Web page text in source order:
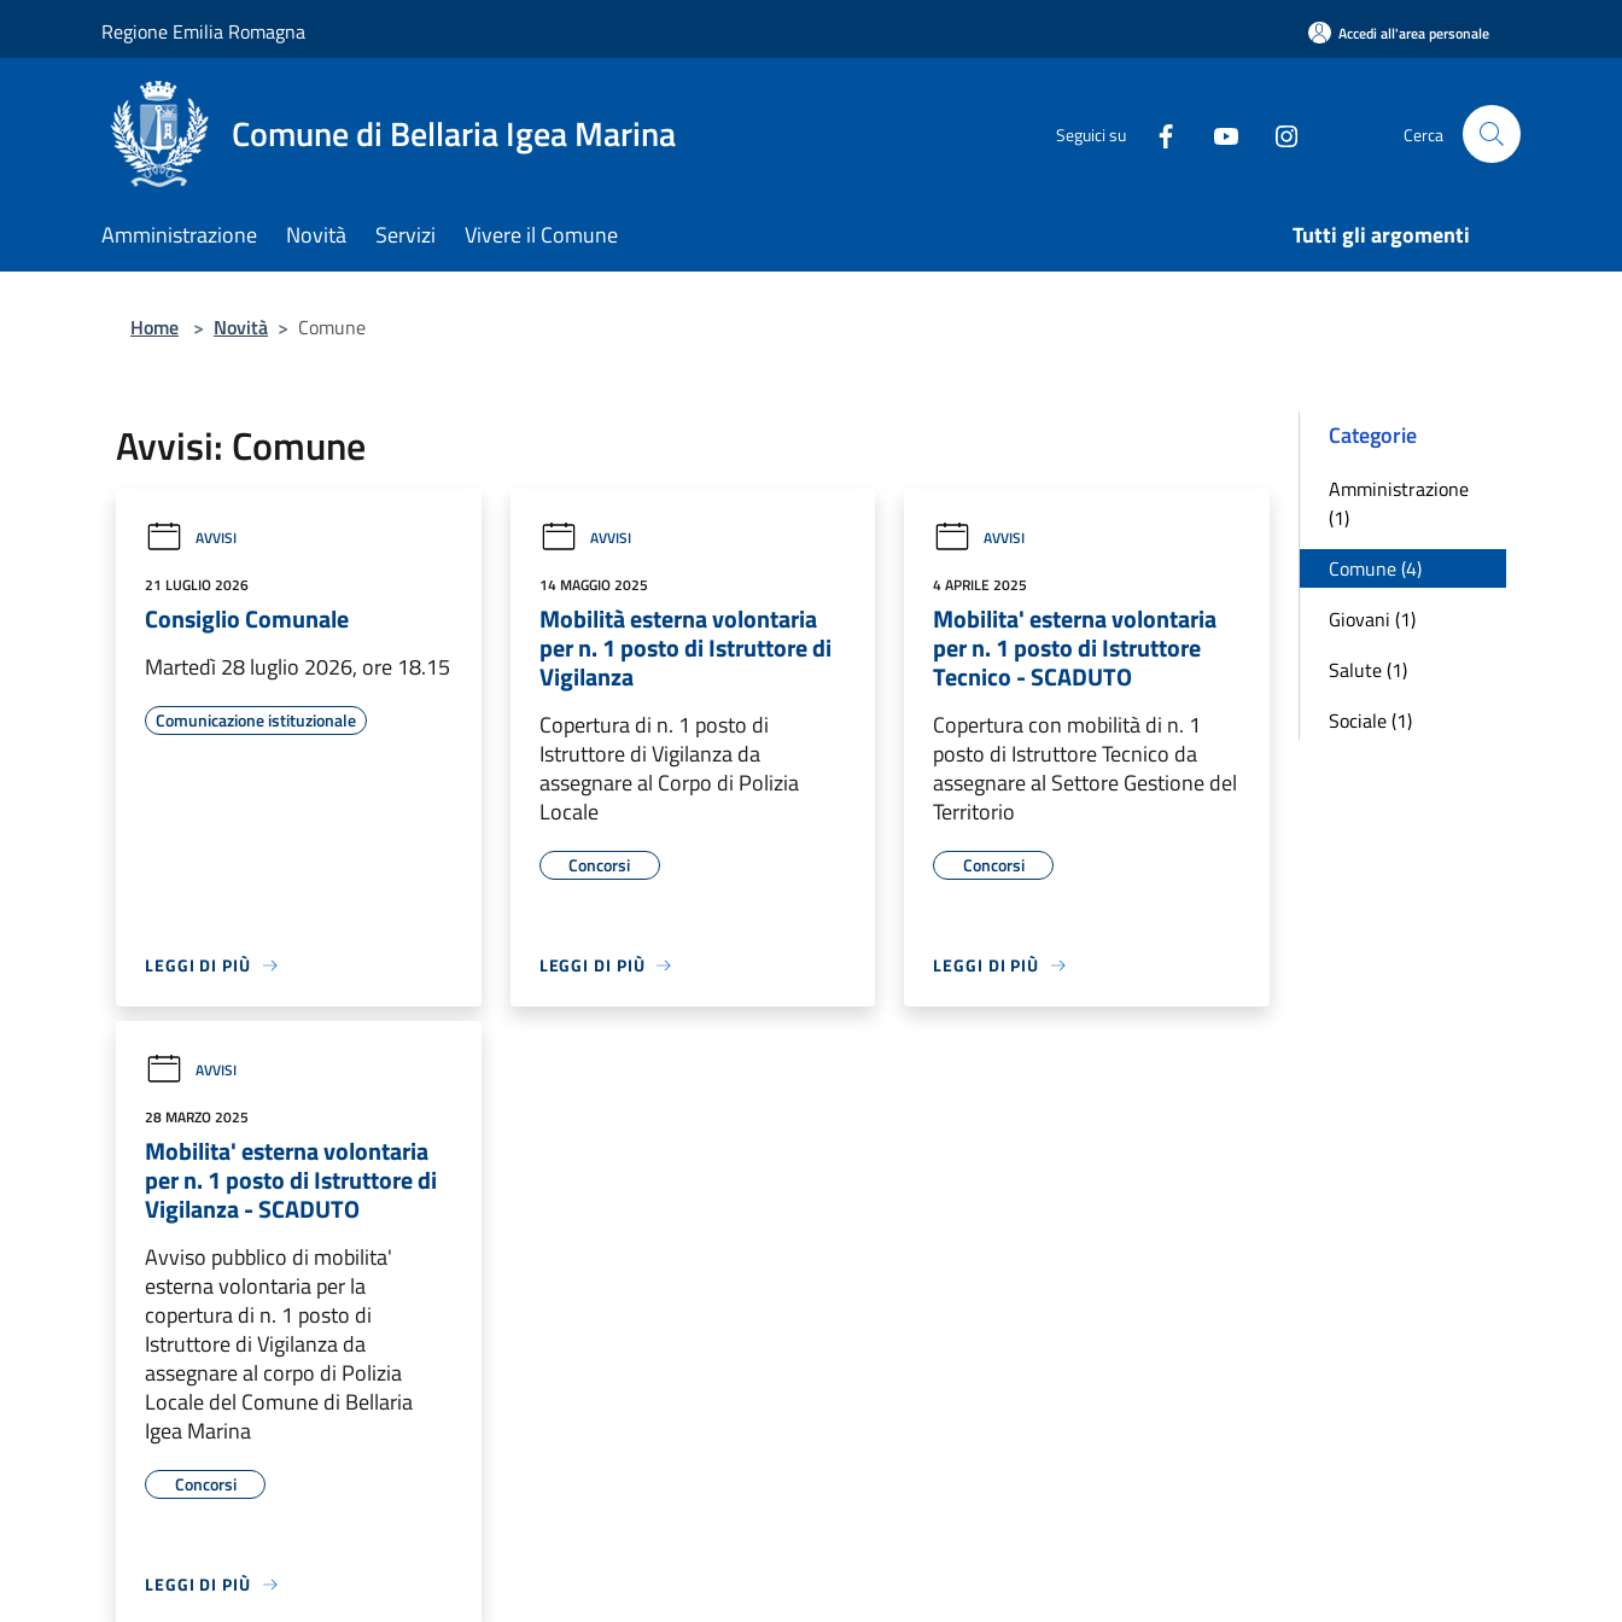
Regione Emilia Romagna Accedi all'area personale
Comune di Bellaria Igea Marina Seguici su Cerca
Amministrazione Novità Servizi Vivere il Comune Tutti gli argomenti
Home > Novità > Comune
Avvisi: Comune
AVVISI
21 LUGLIO 2026
Consiglio Comunale
Martedì 28 luglio 2026, ore 18.15
Comunicazione istituzionale
LEGGI DI PIÙ
AVVISI
14 MAGGIO 2025
Mobilità esterna volontaria
per n. 1 posto di Istruttore di
Vigilanza
Copertura di n. 1 posto di
Istruttore di Vigilanza da
assegnare al Corpo di Polizia
Locale
Concorsi
LEGGI DI PIÙ
AVVISI
4 APRILE 2025
Mobilita' esterna volontaria
per n. 1 posto di Istruttore
Tecnico - SCADUTO
Copertura con mobilità di n. 1
posto di Istruttore Tecnico da
assegnare al Settore Gestione del
Territorio
Concorsi
LEGGI DI PIÙ
AVVISI
28 MARZO 2025
Mobilita' esterna volontaria
per n. 1 posto di Istruttore di
Vigilanza - SCADUTO
Avviso pubblico di mobilita'
esterna volontaria per la
copertura di n. 1 posto di
Istruttore di Vigilanza da
assegnare al corpo di Polizia
Locale del Comune di Bellaria
Igea Marina
Concorsi
LEGGI DI PIÙ
Categorie
Amministrazione
(1)
Comune (4)
Giovani (1)
Salute (1)
Sociale (1)